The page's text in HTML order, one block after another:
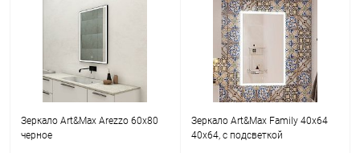
Зеркало Art&Max Arezzo 60х80
черное
Зеркало Art&Max Family 40x64
40x64, с подсветкой